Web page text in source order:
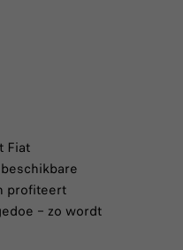
Fiat
profiteert
– zo wordt